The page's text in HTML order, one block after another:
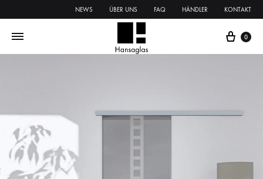
NEWS ÜBER UNS FAQ HÄNDLER KONTAKT
0